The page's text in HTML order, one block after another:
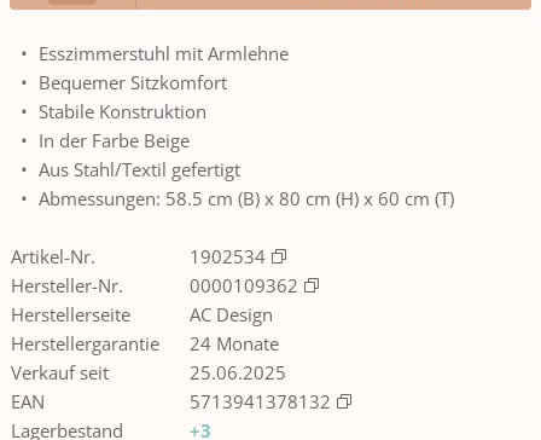
Esszimmerstuhl mit Armlehne
Bequemer Sitzkomfort
Stabile Konstruktion
In der Farbe Beige
Aus Stahl/Textil gefertigt
Abmessungen: 58.5 cm (B) x 80 cm (H) x 60 cm (T)
Artikel-Nr.
1902534
Hersteller-Nr.
0000109362
Herstellerseite
AC Design
Herstellergarantie
24 Monate
Verkauf seit
25.06.2025
EAN
5713941378132
Lagerbestand
+3